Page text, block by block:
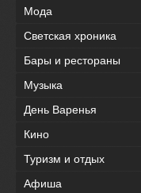
Мода
Светская хроника
Бары и рестораны
Музыка
День Варенья
Кино
Туризм и отдых
Афиша